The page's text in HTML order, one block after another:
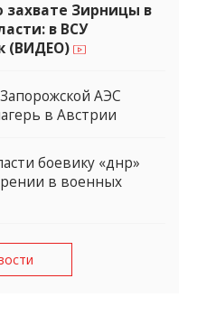
захвате Зирницы в
в ВСУ
(ВИДЕО)
АЭС
в Австрии
боевику «днр»
в военных